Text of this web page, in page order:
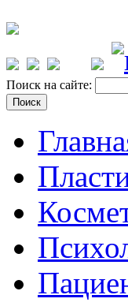
Поиск на сайте: